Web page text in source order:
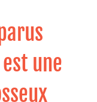
une